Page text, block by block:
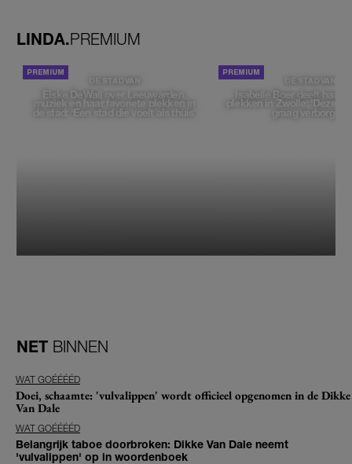
LINDA.PREMIUM
DE STAD VAN
Elske DeWall over Leeuwarden,
muziek en haar favoriete plekken in
de stad: 'Een stad die voelt als thuis'
DE STAD VAN
Isabelle Boer deelt haar
plekken in Zwolle: 'Deze
graag verborgen'
NET BINNEN
WAT GOÉÉÉÉD
Doei, schaamte: 'vulvalippen' wordt officieel opgenomen in de Dikke
Van Dale
WAT GOÉÉÉÉD
Belangrijk taboe doorbroken: Dikke Van Dale neemt
'vulvalippen' op in woordenboek